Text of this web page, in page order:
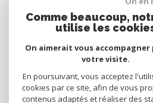
© 2026 | TOUS DROITS RÉSERVÉS |
NOS HONORAIRES
PLAN DU SITE
NOS LIENS
POLITIQUE
Comme beaucoup,
utilise les
On aimerait vous
votre visite.
En poursuivant, vous acceptez
cookies par ce site, afin de vous
contenus adaptés et réaliser des